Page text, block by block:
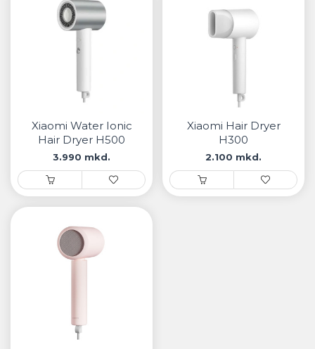
Xiaomi Water Ionic
Hair Dryer H500
3.990 mkd.
Xiaomi Hair Dryer
H300
2.100 mkd.